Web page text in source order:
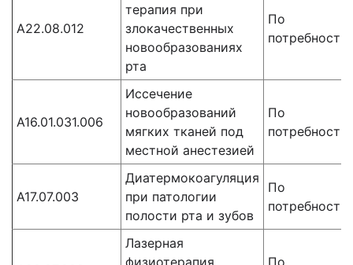
A22.08.012
терапия при
злокачественных
новообразованиях
рта
По
потребности
A16.01.031.006
Иссечение
новообразований
мягких тканей под
местной анестезией
По
потребности
A17.07.003
Диатермокоагуляция
при патологии
полости рта и зубов
По
потребности
Лазерная
физиотерапия
По